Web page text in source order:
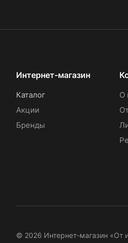
Интернет-магазин
Каталог
Акции
Бренды
О
© 2026 Интернет-магазин «От